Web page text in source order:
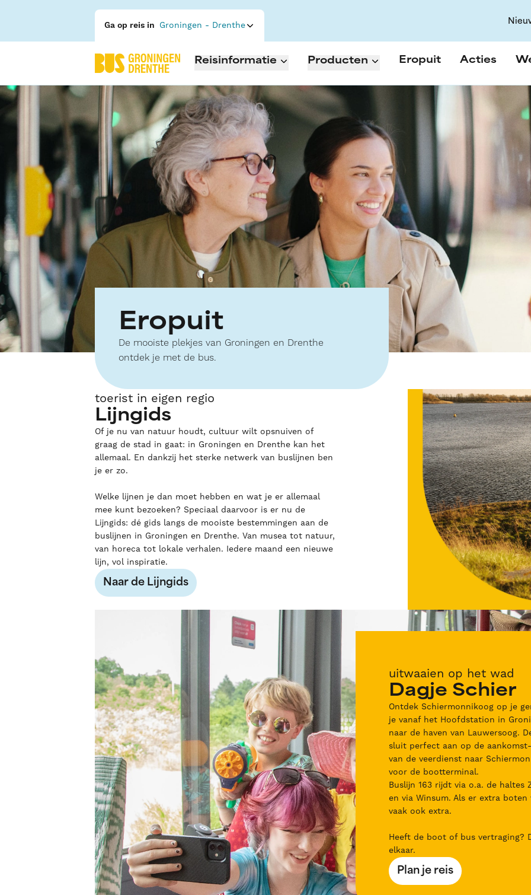
Ga op reis in Groningen - Drenthe
Reisinformatie Producten Eropuit Acties
Eropuit
De mooiste plekjes van Groningen en Drenthe
ontdek je met de bus.
toerist in eigen regio
Lijngids
Of je nu van natuur houdt, cultuur wilt opsnuiven of
graag de stad in gaat: in Groningen en Drenthe kan het
allemaal. En dankzij het sterke netwerk van buslijnen ben
je er zo.
Welke lijnen je dan moet hebben en wat je er allemaal
mee kunt bezoeken? Speciaal daarvoor is er nu de
Lijngids: dé gids langs de mooiste bestemmingen aan de
buslijnen in Groningen en Drenthe. Van musea tot natuur,
van horeca tot lokale verhalen. Iedere maand een nieuwe
lijn, vol inspiratie.
Naar de Lijngids
uitwaaien op het wad
Dagje Schier
Ontdek Schiermonnikoog op je
je vanaf het Hoofdstation in
naar de haven van Lauwersoog.
sluit perfect aan op de
van de veerdienst naar
voor de bootterminal.
Buslijn 163 rijdt via o.a. de haltes
en via Winsum. Als er extra
vaak ook extra.
Heeft de boot of bus vertraging?
elkaar.
Plan je reis